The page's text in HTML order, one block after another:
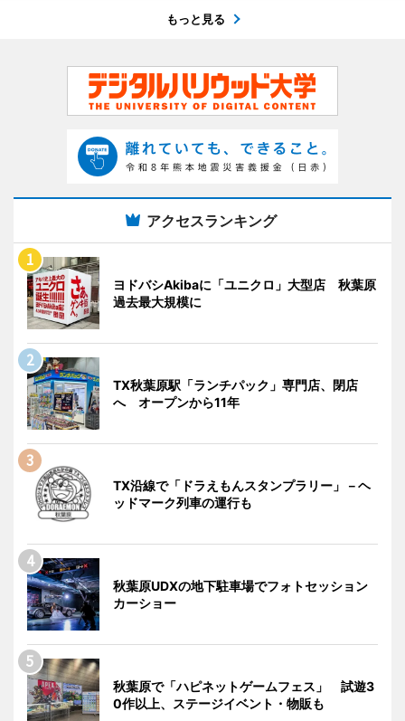
もっと見る
アクセスランキング
ヨドバシAkibaに「ユニクロ」大型店 秋葉原
過去最大規模に
TX秋葉原駅「ランチパック」専門店、閉店
へ オープンから11年
TX沿線で「ドラえもんスタンプラリー」－ヘ
ッドマーク列車の運行も
秋葉原UDXの地下駐車場でフォトセッション
カーショー
秋葉原で「ハピネットゲームフェス」 試遊3
0作以上、ステージイベント・物販も